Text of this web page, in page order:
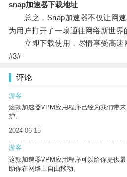
snap加速器下载地址
总之，Snap加速器不仅让网速
为用户打开了一扇通往网络新世界
立即下载使用，尽情享受高速
#3#
评论
游客
这款加速器VPM应用程序已经为我们带
护。
2024-06-15
游客
这款加速器VPM应用程序可以给你提供
助你在网络上自由移动。